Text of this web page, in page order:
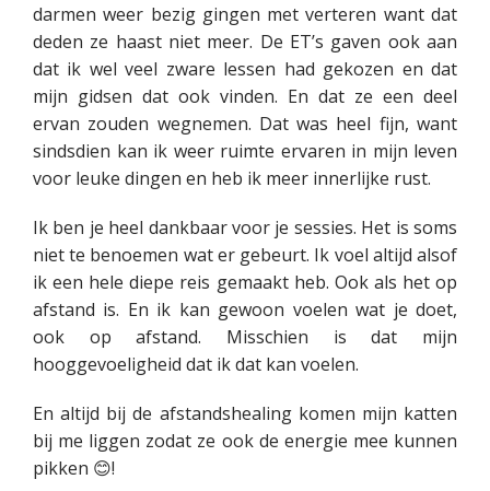
darmen weer bezig gingen met verteren want dat
deden ze haast niet meer. De ET’s gaven ook aan
dat ik wel veel zware lessen had gekozen en dat
mijn gidsen dat ook vinden. En dat ze een deel
ervan zouden wegnemen. Dat was heel fijn, want
sindsdien kan ik weer ruimte ervaren in mijn leven
voor leuke dingen en heb ik meer innerlijke rust.
Ik ben je heel dankbaar voor je sessies. Het is soms
niet te benoemen wat er gebeurt. Ik voel altijd alsof
ik een hele diepe reis gemaakt heb. Ook als het op
afstand is. En ik kan gewoon voelen wat je doet,
ook op afstand. Misschien is dat mijn
hooggevoeligheid dat ik dat kan voelen.
En altijd bij de afstandshealing komen mijn katten
bij me liggen zodat ze ook de energie mee kunnen
pikken 😊!